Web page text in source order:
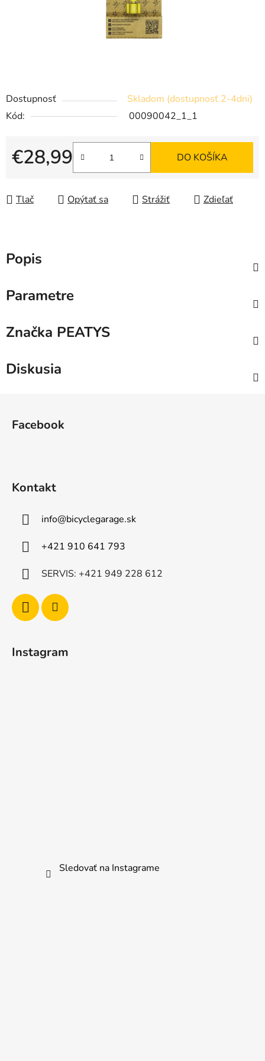
Dostupnosť
Skladom (dostupnosť 2-4dni)
Kód:
00090042_1_1
€28,99
Jednotková cena:
DO KOŠÍKA
Tlač Opýtať sa Strážiť Zdieľať
Popis
Parametre
Značka PEATYS
Diskusia
Facebook
Kontakt
info@bicyclegarage.sk
+421 910 641 793
SERVIS: +421 949 228 612
Instagram
Sledovať na Instagrame